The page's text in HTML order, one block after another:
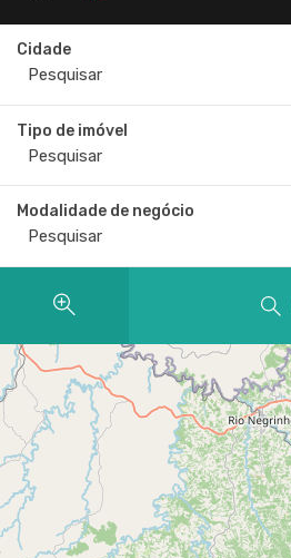
Cidade
Tipo de imóvel
Modalidade de negócio